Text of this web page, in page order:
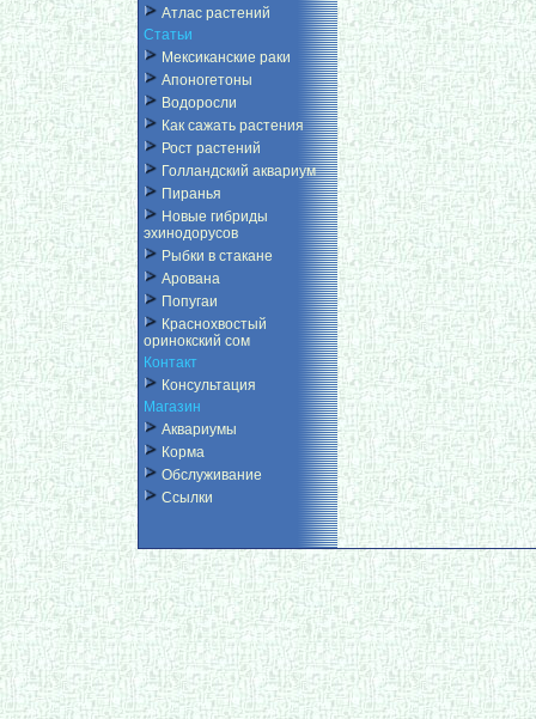
Атлас растений
Статьи
Мексиканские раки
Апоногетоны
Водоросли
Как сажать растения
Рост растений
Голландский аквариум
Пиранья
Новые гибриды
эхинодорусов
Рыбки в стакане
Арована
Попугаи
Краснохвостый
оринокский сом
Контакт
Консультация
Магазин
Аквариумы
Корма
Обслуживание
Ссылки